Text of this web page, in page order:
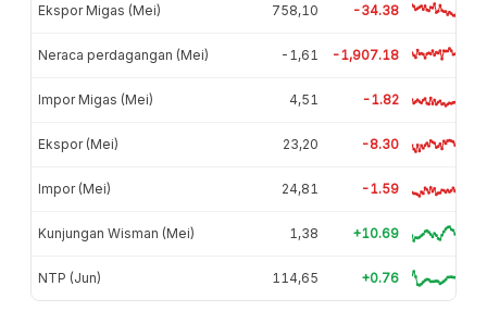
Ekspor Migas (Mei) 758,10 -34.38
Neraca perdagangan (Mei) -1,61 -1,907.18
Impor Migas (Mei) 4,51 -1.82
Ekspor (Mei) 23,20 -8.30
Impor (Mei) 24,81 -1.59
Kunjungan Wisman (Mei) 1,38 +10.69
NTP (Jun) 114,65 +0.76